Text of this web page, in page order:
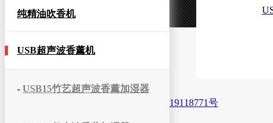
认识雅洛特
纯精油吹香机
USB超声波香薰机
- USB15竹艺超声波香薰加湿器
19118771号